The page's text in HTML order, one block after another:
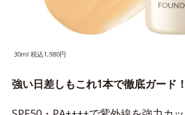
30ml 税込1,980円
強い日差しもこれ1本で徹底ガード！